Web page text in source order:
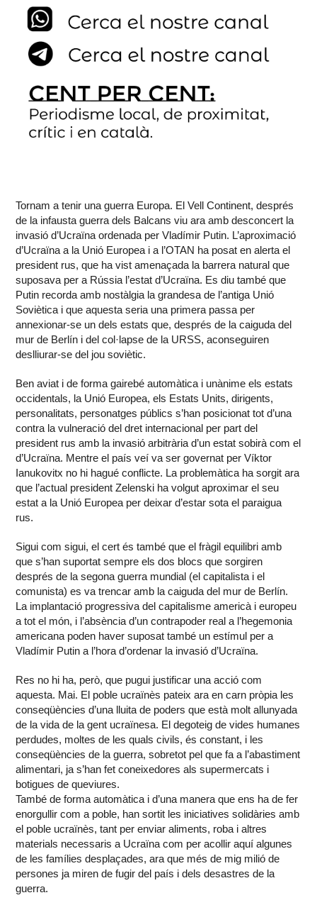
Tornam a tenir una guerra Europa. El Vell Continent, després
de la infausta guerra dels Balcans viu ara amb desconcert la
invasió d’Ucraïna ordenada per Vladímir Putin. L’aproximació
d’Ucraïna a la Unió Europea i a l’OTAN ha posat en alerta el
president rus, que ha vist amenaçada la barrera natural que
suposava per a Rússia l’estat d’Ucraïna. Es diu també que
Putin recorda amb nostàlgia la grandesa de l’antiga Unió
Soviètica i que aquesta seria una primera passa per
annexionar-se un dels estats que, després de la caiguda del
mur de Berlín i del col·lapse de la URSS, aconseguiren
deslliurar-se del jou soviètic.
Ben aviat i de forma gairebé automàtica i unànime els estats
occidentals, la Unió Europea, els Estats Units, dirigents,
personalitats, personatges públics s’han posicionat tot d’una
contra la vulneració del dret internacional per part del
president rus amb la invasió arbitrària d’un estat sobirà com el
d’Ucraïna. Mentre el país veí va ser governat per Víktor
Ianukovitx no hi hagué conflicte. La problemàtica ha sorgit ara
que l’actual president Zelenski ha volgut aproximar el seu
estat a la Unió Europea per deixar d’estar sota el paraigua
rus.
Sigui com sigui, el cert és també que el fràgil equilibri amb
que s’han suportat sempre els dos blocs que sorgiren
després de la segona guerra mundial (el capitalista i el
comunista) es va trencar amb la caiguda del mur de Berlín.
La implantació progressiva del capitalisme americà i europeu
a tot el món, i l’absència d’un contrapoder real a l’hegemonia
americana poden haver suposat també un estímul per a
Vladímir Putin a l’hora d’ordenar la invasió d’Ucraïna.
Res no hi ha, però, que pugui justificar una acció com
aquesta. Mai. El poble ucraïnès pateix ara en carn pròpia les
conseqüències d’una lluita de poders que està molt allunyada
de la vida de la gent ucraïnesa. El degoteig de vides humanes
perdudes, moltes de les quals civils, és constant, i les
conseqüències de la guerra, sobretot pel que fa a l’abastiment
alimentari, ja s’han fet coneixedores als supermercats i
botigues de queviures.
També de forma automàtica i d’una manera que ens ha de fer
enorgullir com a poble, han sortit les iniciatives solidàries amb
el poble ucraïnès, tant per enviar aliments, roba i altres
materials necessaris a Ucraïna com per acollir aquí algunes
de les famílies desplaçades, ara que més de mig milió de
persones ja miren de fugir del país i dels desastres de la
guerra.